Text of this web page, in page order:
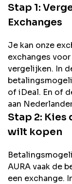
Stap 1:
Exchanges
Je kan onze
exchanges
vergelijken. In
of iDeal. En of
aan
Stap 2: Kies
wilt kopen
AURAvaak de
een exchange.